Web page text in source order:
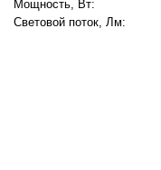
Мощность, Вт:
Световой поток, Лм: